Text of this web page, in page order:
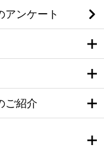
アンケート
ご紹介